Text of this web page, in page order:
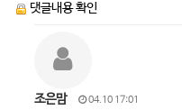
댓글내용 확인
조은맘 04.10 17:01